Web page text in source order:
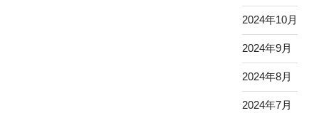
2024年10月
2024年9月
2024年8月
2024年7月